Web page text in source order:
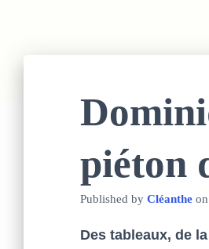
piéton
Published by Cléanthe on
Des tableaux, de